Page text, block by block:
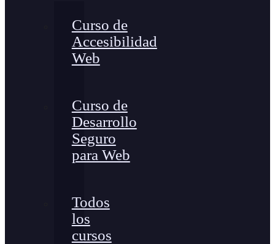
Curso de
Accesibilidad
Web
Curso de
Desarrollo
Seguro
para Web
Todos
los
cursos